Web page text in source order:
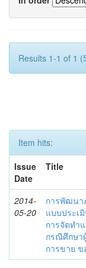
Results 1-1 of 1
Item hits:
Issue
Date
Title
2014-
05-20
การพัฒนา
แบบประเ
การจัดทำ
กรณีศึกษา
การขาย